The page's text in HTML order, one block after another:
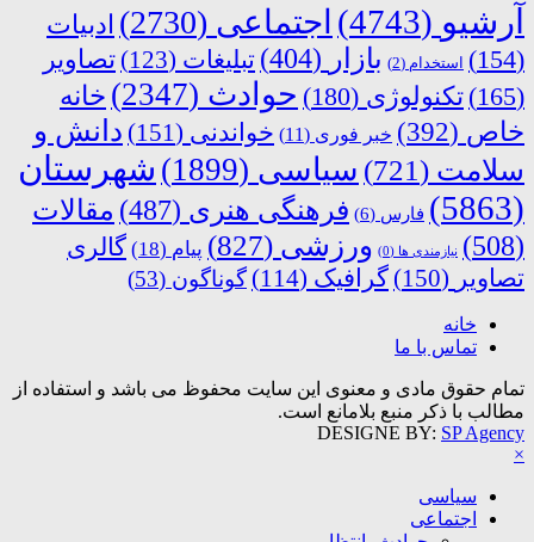
آرشیو (4743) اجتماعی (2730)
ادبیات
(154)
استخدام (2) بازار (404) تبلیغات (123)
تصاویر
(165)
تکنولوژی (180) حوادث (2347)
خانه
خاص (392) خبر فوری (11) خواندنی (151)
دانش و
سلامت (721) سیاسی (1899)
شهرستان
(5863)
فارس (6) فرهنگی هنری (487)
مقالات
(508)
نیازمندی ها (0) ورزشی (827) پیام (18)
گالری
تصاویر (150) گرافیک (114) گوناگون (53)
خانه
تماس با ما
تمام حقوق مادی و معنوی این سایت محفوظ می باشد و استفاده از
مطالب با ذکر منبع بلامانع است.
DESIGNE BY: SP Agency
×
سیاسی
اجتماعی